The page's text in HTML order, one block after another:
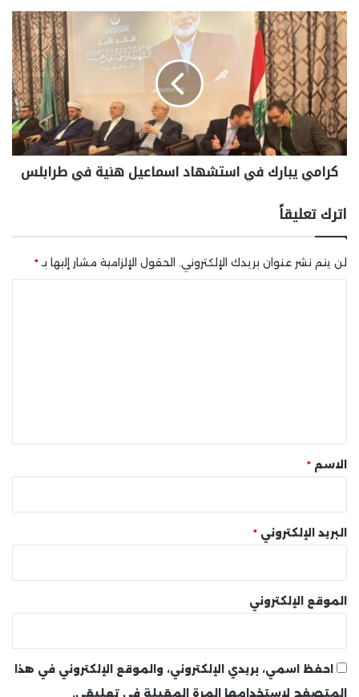
كرامي يبارك في استشهاد اسماعيل هنية في طرابلس
اترك تعليقاً
لن يتم نشر عنوان بريدك الإلكتروني. الحقول الإلزامية مشار إليها بـ*
* الاسم *
البريد الإلكتروني *
الموقع الإلكتروني
احفظ اسمي، بريدي الإلكتروني، والموقع الإلكتروني في هذا
المتصفح لاستخدامها المرة المقبلة في تعليقي.